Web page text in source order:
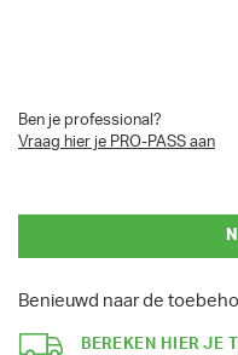
Ben je professional?
Vraag hier je PRO-PASS aan
Benieuwd naar de
BEREKEN HIER JE